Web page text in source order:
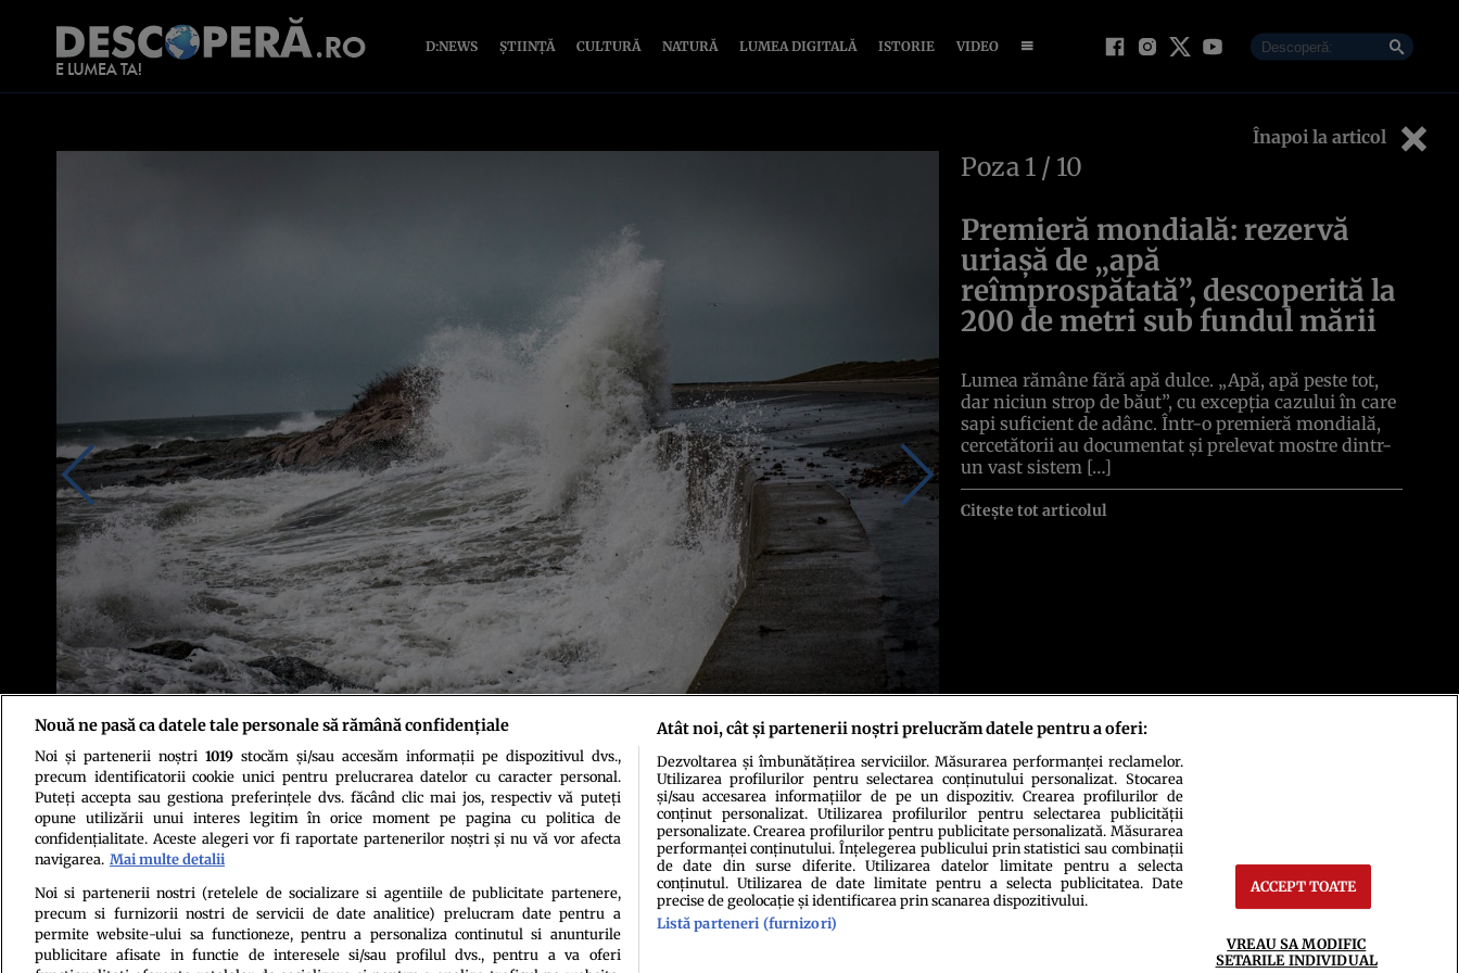
D:NEWS ȘTIINȚĂ CULTURĂ NATURĂ LUMEA DIGITALĂ ISTORIE VIDEO
Înapoi la articol
Foto: Shutterstock
Poza 1 / 10
Premieră mondială: rezervă
uriașă de „apă
reîmprospătată”, descoperită la
200 de metri sub fundul mării
Lumea rămâne fără apă dulce. „Apă, apă peste tot,
dar niciun strop de băut”, cu excepția cazului în care
sapi suficient de adânc. Într-o premieră mondială,
cercetătorii au documentat și prelevat mostre dintr-
un vast sistem […]
Citește tot articolul
Politica de confidenţialitatePolitica de cookiesTermeni şi condiţiiEchipa redacțională
Nouă ne pasă ca datele tale personale să rămână confidențiale
Noi și partenerii noștri 1019stocăm și/sau accesăm informații pe dispozitivul dvs.,
precum identificatorii cookie unici pentru prelucrarea datelor cu caracter personal.
Puteți accepta sau gestiona preferințele dvs. făcând clic mai jos, respectiv vă puteți
opune utilizării unui interes legitim în orice moment pe pagina cu politica de
confidențialitate. Aceste alegeri vor fi raportate partenerilor noștri și nu vă vor afecta
navigarea. Mai multe detalii
Noi si partenerii nostri (retelele de socializare si agentiile de publicitate partenere,
precum si furnizorii nostri de servicii de date analitice) prelucram date pentru a
permite website-ului sa functioneze, pentru a personaliza continutul si anunturile
publicitare afisate in functie de interesele si/sau profilul dvs., pentru a va oferi
Atât noi, cât și partenerii noștri prelucrăm datele pentru a oferi:
Dezvoltarea și îmbunătățirea serviciilor. Măsurarea performanței reclamelor.
Utilizarea profilurilor pentru selectarea conținutului personalizat. Stocarea
și/sau accesarea informațiilor de pe un dispozitiv. Crearea profilurilor de
conținut personalizat. Utilizarea profilurilor pentru selectarea publicității
personalizate. Crearea profilurilor pentru publicitate personalizată. Măsurarea
performanței conținutului. Înțelegerea publicului prin statistici sau combinații
de date din surse diferite. Utilizarea datelor limitate pentru a selecta
conținutul. Utilizarea de date limitate pentru a selecta publicitatea. Date
precise de geolocație și identificarea prin scanarea dispozitivului.
Listă parteneri (furnizori)
ACCEPT TOATE
VREAU SA MODIFIC
SETARILE INDIVIDUAL